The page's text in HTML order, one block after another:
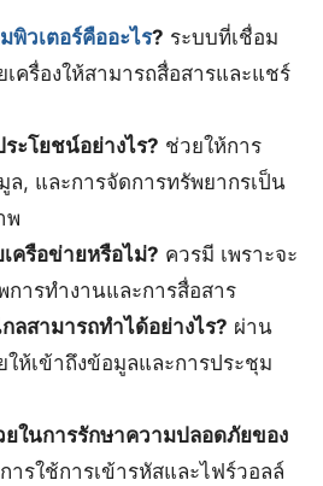
พิวเตอร์คืออะไร? ระบบที่เชื่อม
ครื่องให้สามารถสื่อสารและแชร์
ะโยชน์อย่างไร? ช่วยให้การ
ล, และการจัดการทรัพยากรเป็น
พ
ครือข่ายหรือไม่? ควรมี เพราะจะ
ารทำงานและการสื่อสาร
ลสามารถทำได้อย่างไร? ผ่าน
ห้เข้าถึงข้อมูลและการประชุม
ยในการรักษาความปลอดภัยของ
ารใช้การเข้ารหัสและไฟร์วอลล์